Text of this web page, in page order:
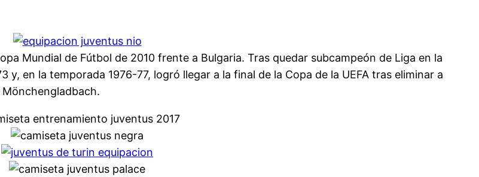
Mundial de Fútbol de 2010 frente a Bulgaria. Tras quedar subcampeón de Liga en la
en la temporada 1976-77, logró llegar a la final de la Copa de la UEFA tras eliminar a
Mönchengladbach.